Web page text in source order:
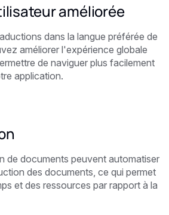
améliorée
dans la langue préférée de
améliorer l'expérience globale
de naviguer plus facilement
application.
de documents peuvent automatiser
des documents, ce qui permet
et des ressources par rapport à la